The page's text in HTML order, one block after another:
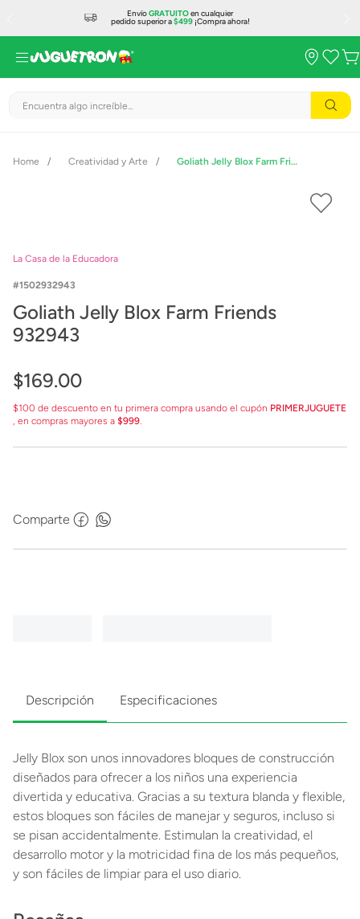
EnvíoGRATUITOen cualquier
pedido superior a$499¡Compra ahora!
Encuentra algo increíble...
Creatividad y Arte Goliath Jelly Blox Farm Friends 932943
La Casa de la Educadora
1502932943
Goliath Jelly Blox Farm Friends
932943
$169.00
$100 de descuento en tu primera compra usando el cupón PRIMERJUGUETE
, en compras mayores a $999.
Comparte
Descripción Especificaciones
Jelly Blox son unos innovadores bloques de construcción
diseñados para ofrecer a los niños una experiencia
divertida y educativa. Gracias a su textura blanda y flexible,
estos bloques son fáciles de manejar y seguros, incluso si
se pisan accidentalmente. Estimulan la creatividad, el
desarrollo motor y la motricidad fina de los más pequeños,
y son fáciles de limpiar para el uso diario.